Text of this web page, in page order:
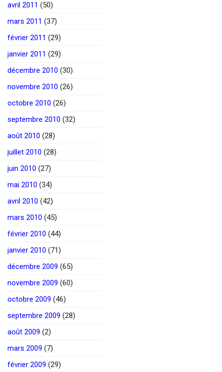
avril 2011 (50)
mars 2011 (37)
février 2011 (29)
janvier 2011 (29)
décembre 2010 (30)
novembre 2010 (26)
octobre 2010 (26)
septembre 2010 (32)
août 2010 (28)
juillet 2010 (28)
juin 2010 (27)
mai 2010 (34)
avril 2010 (42)
mars 2010 (45)
février 2010 (44)
janvier 2010 (71)
décembre 2009 (65)
novembre 2009 (60)
octobre 2009 (46)
septembre 2009 (28)
août 2009 (2)
mars 2009 (7)
février 2009 (29)